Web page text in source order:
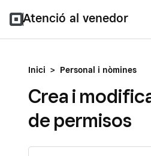
Atenció al venedor
Inici > Personal i nòmines
Crea i
de permisos